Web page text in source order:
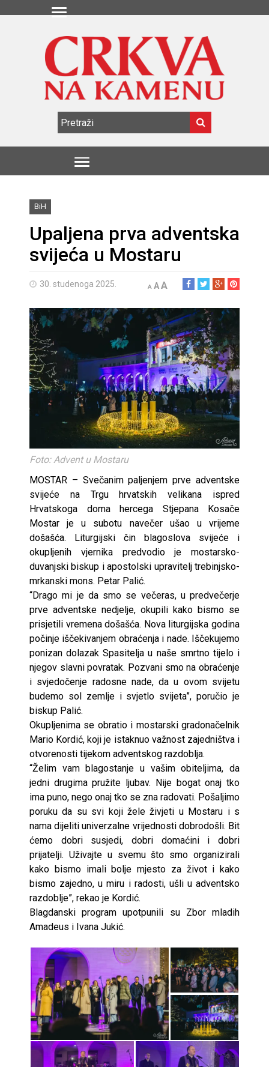
BiH
Upaljena prva adventska
svijeća u Mostaru
30. studenoga 2025. A AA
Foto: Advent u Mostaru
MOSTAR – Svečanim paljenjem prve adventske
svijeće na Trgu hrvatskih velikana ispred
Hrvatskoga doma hercega Stjepana Kosače
Mostar je u subotu navečer ušao u vrijeme
došašća. Liturgijski čin blagoslova svijeće i
okupljenih vjernika predvodio je mostarsko-
duvanjski biskup i apostolski upravitelj trebinjsko-
mrkanski mons. Petar Palić.
“Drago mi je da smo se večeras, u predvečerje
prve adventske nedjelje, okupili kako bismo se
prisjetili vremena došašća. Nova liturgijska godina
počinje iščekivanjem obraćenja i nade. Iščekujemo
ponizan dolazak Spasitelja u naše smrtno tijelo i
njegov slavni povratak. Pozvani smo na obraćenje
i svjedočenje radosne nade, da u ovom svijetu
budemo sol zemlje i svjetlo svijeta”, poručio je
biskup Palić.
Okupljenima se obratio i mostarski gradonačelnik
Mario Kordić, koji je istaknuo važnost zajedništva i
otvorenosti tijekom adventskog razdoblja.
“Želim vam blagostanje u vašim obiteljima, da
jedni drugima pružite ljubav. Nije bogat onaj tko
ima puno, nego onaj tko se zna radovati. Pošaljimo
poruku da su svi koji žele živjeti u Mostaru i s
nama dijeliti univerzalne vrijednosti dobrodošli. Bit
ćemo dobri susjedi, dobri domaćini i dobri
prijatelji. Uživajte u svemu što smo organizirali
kako bismo imali bolje mjesto za život i kako
bismo zajedno, u miru i radosti, ušli u adventsko
razdoblje”, rekao je Kordić.
Blagdanski program upotpunili su Zbor mladih
Amadeus i Ivana Jukić.